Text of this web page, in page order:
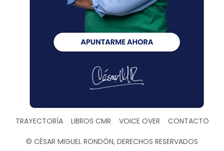
TRAYECTORÍA LIBROS CMR VOICE OVER CONTACTO
© CÉSAR MIGUEL RONDÓN, DERECHOS RESERVADOS